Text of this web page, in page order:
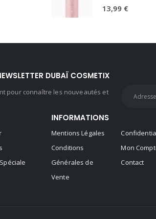
13,99 €
DUBAÏ COSMETIX
pour connaître les nouveautés et
INFORMATIONS
Mentions Légales
Conditions
Générales de
Vente
Mon
Contact